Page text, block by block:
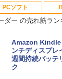
Apple 2026
プ搭載13イン
e Intelligenceの
inaディスプレ
PCソフト
Robloxギフト
定バーチャルア
インゲームコー
ラインコード版
生成AIパスポー
￥1,766
ダー の売れ筋ラン
Amazon Kindle
ンチディスプレ
週間持続バッテ
ク